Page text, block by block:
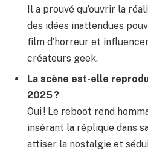
Il a prouvé qu’ouvrir la
des idées inattendues
film d’horreur et
créateurs geek.
La scène est-elle
2025 ?
Oui ! Le reboot rend
insérant la réplique dans
attiser la nostalgie et